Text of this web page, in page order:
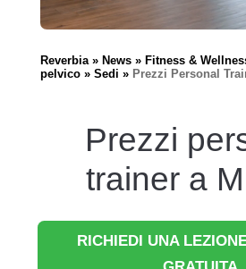
Reverbia News Fitness &
pelvico
Sedi Prezzi Personal
Prezzi
trainer a
RICHIEDI UNA